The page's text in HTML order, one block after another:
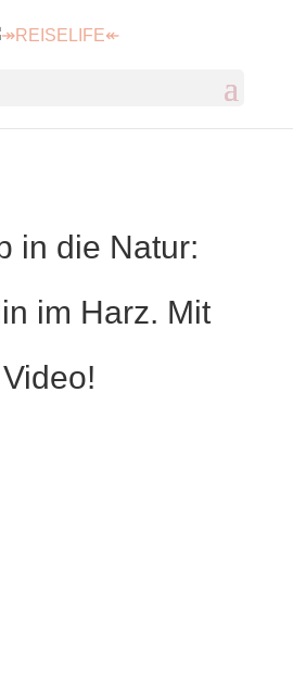
in die Natur:
im Harz. Mit
Video!